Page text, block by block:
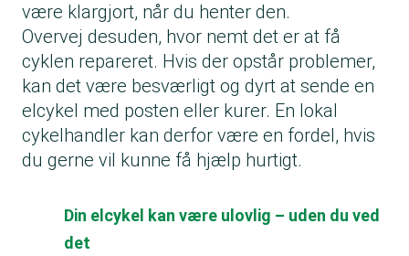
være klargjort, når du henter den.
Overvej desuden, hvor nemt det er at få
cyklen repareret. Hvis der opstår problemer,
kan det være besværligt og dyrt at sende en
elcykel med posten eller kurer. En lokal
cykelhandler kan derfor være en fordel, hvis
du gerne vil kunne få hjælp hurtigt.
Din elcykel kan være ulovlig – uden du ved
det